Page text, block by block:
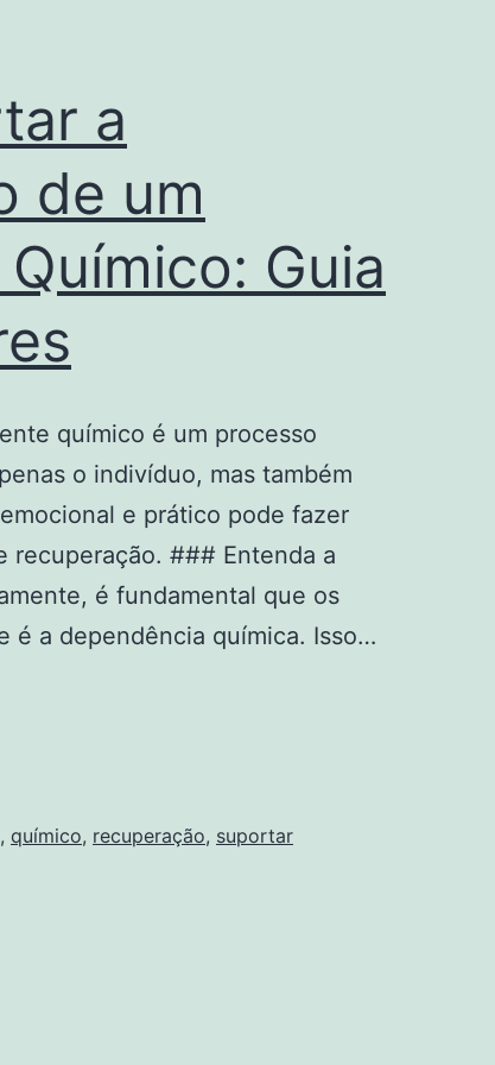
a
de um
Guia
químico é um processo
o indivíduo, mas também
e prático pode fazer
recuperação. ### Entenda a
é fundamental que os
é a dependência química. Isso…
, químico, recuperação, suportar